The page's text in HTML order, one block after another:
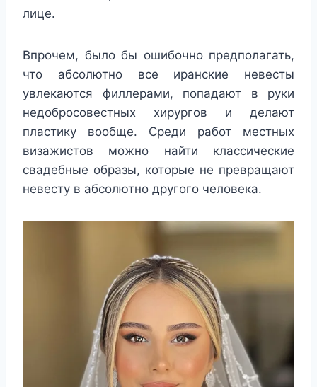
лице.
Впрочем, было бы ошибочно предполагать,
что абсолютно все иранские невесты
увлекаются филлерами, попадают в руки
недобросовестных хирургов и делают
пластику вообще. Среди работ местных
визажистов можно найти классические
свадебные образы, которые не превращают
невесту в абсолютно другого человека.